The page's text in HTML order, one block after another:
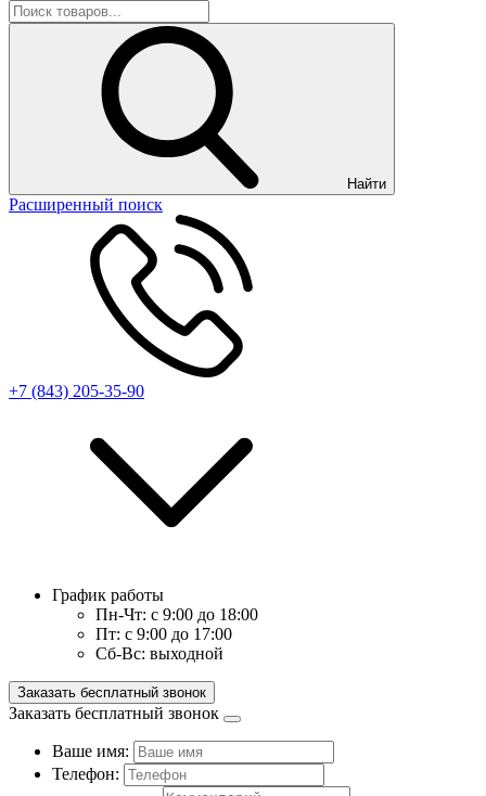
Найти
Расширенный поиск
+7 (843) 205-35-90
График работы
Пн-Чт: с 9:00 до 18:00
Пт: с 9:00 до 17:00
Сб-Вс: выходной
Заказать бесплатный звонок
Заказать бесплатный звонок
Ваше имя:
Телефон: